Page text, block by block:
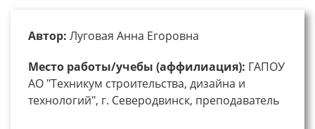
Автор: Луговая Анна Егоровна
Место работы/учебы (аффилиация): ГАПОУ
АО "Техникум строительства, дизайна и
технологий", г. Северодвинск, преподаватель